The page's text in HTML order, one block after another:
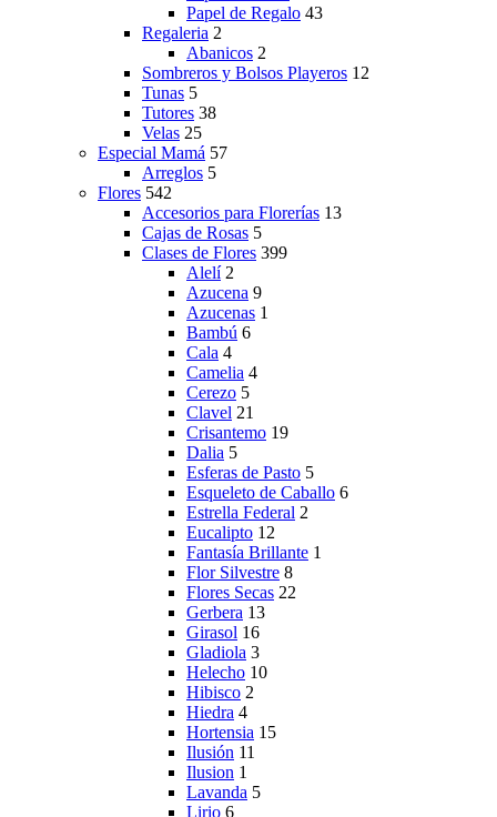
Papel de Regalo 43
Regaleria 2
Abanicos 2
Sombreros y Bolsos Playeros 12
Tunas 5
Tutores 38
Velas 25
Especial Mamá 57
Arreglos 5
Flores 542
Accesorios para Florerías 13
Cajas de Rosas 5
Clases de Flores 399
Alelí 2
Azucena 9
Azucenas 1
Bambú 6
Cala 4
Camelia 4
Cerezo 5
Clavel 21
Crisantemo 19
Dalia 5
Esferas de Pasto 5
Esqueleto de Caballo 6
Estrella Federal 2
Eucalipto 12
Fantasía Brillante 1
Flor Silvestre 8
Flores Secas 22
Gerbera 13
Girasol 16
Gladiola 3
Helecho 10
Hibisco 2
Hiedra 4
Hortensia 15
Ilusión 11
Ilusion 1
Lavanda 5
Lirio 6